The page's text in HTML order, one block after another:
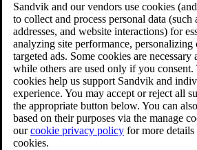
Sandvik and our vendors use cookies
to collect and process personal data
addresses, and website interactions) for
analyzing site performance,
targeted ads. Some cookies are necessary
while others are used only if you consent.
cookies help us support Sandvik and
experience. You may accept or reject all
the appropriate button below. You can
based on their purposes via the manage
ourcookie privacy policy for more
cookies.